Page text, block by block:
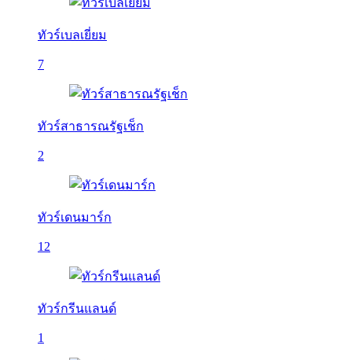
ทัวร์เบลเยี่ยม
7
ทัวร์สาธารณรัฐเช็ก
2
ทัวร์เดนมาร์ก
12
ทัวร์กรีนแลนด์
1